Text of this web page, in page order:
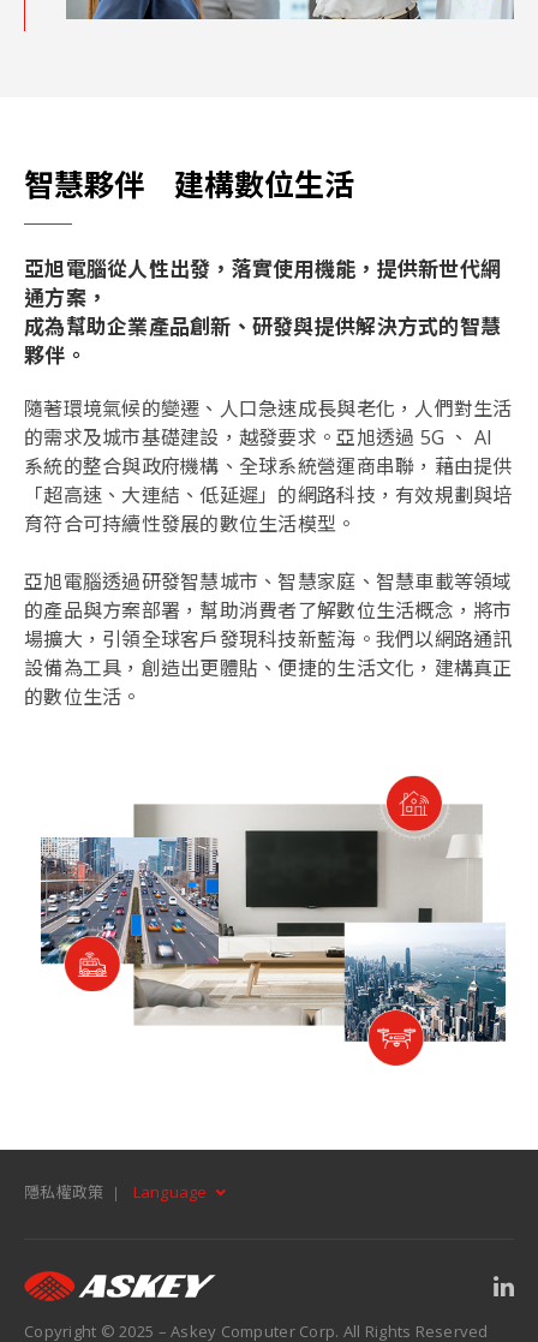
智慧夥伴 建構數位生活
亞旭電腦從人性出發，落實使用機能，提供新世代網
通方案，
成為幫助企業產品創新、研發與提供解決方式的智慧
夥伴。
隨著環境氣候的變遷、人口急速成長與老化，人們對生活
的需求及城市基礎建設，越發要求。亞旭透過 5G 、 AI
系統的整合與政府機構、全球系統營運商串聯，藉由提供
「超高速、大連結、低延遲」的網路科技，有效規劃與培
育符合可持續性發展的數位生活模型。
亞旭電腦透過研發智慧城市、智慧家庭、智慧車載等領域
的產品與方案部署，幫助消費者了解數位生活概念，將市
場擴大，引領全球客戶發現科技新藍海。我們以網路通訊
設備為工具，創造出更體貼、便捷的生活文化，建構真正
的數位生活。
隱私權政策 Language
Copyright © 2025 – Askey Computer Corp. All Rights Reserved